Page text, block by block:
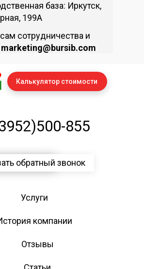
сотрудничества и
marketing@bursib.com
база: Иркутск,
199А
855
обратный звонок
Услуги
Отзывы
компании
Калькулятор стоимости